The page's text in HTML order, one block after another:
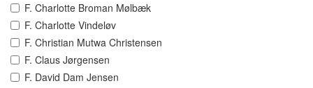
F. Charlotte Broman Mølbæk
F. Charlotte Vindeløv
F. Christian Mutwa Christensen
F. Claus Jørgensen
F. David Dam Jensen